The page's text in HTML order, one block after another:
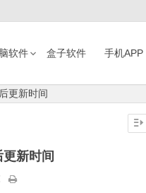
软件 盒子软件 手机APP
更新时间
新时间